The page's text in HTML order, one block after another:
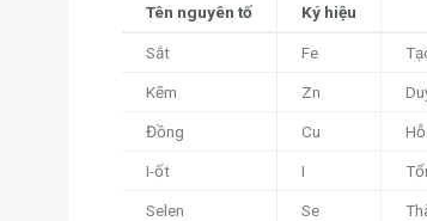
Tên nguyên tố Ký hiệu
Sắt Fe
Kẽm Zn
Đồng Cu
I-ốt I
Selen Se